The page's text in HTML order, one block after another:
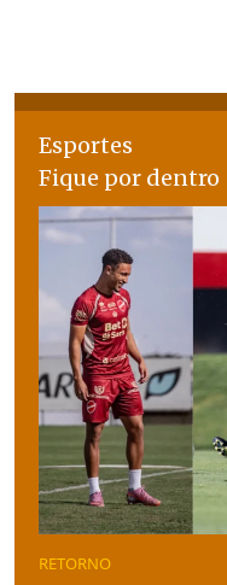
Esportes
Fique por dentro
RETORNO